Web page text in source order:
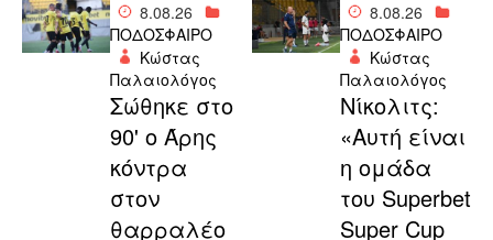
8.08.26
ΠΟΔΟΣΦΑΙΡΟ
Κώστας
Παλαιολόγος
Σώθηκε στο
90' ο Άρης
κόντρα
στον
θαρραλέο
8.08.26
ΠΟΔΟΣΦΑΙΡΟ
Κώστας
Παλαιολόγος
Νίκολιτς:
«Αυτή είναι
η ομάδα
του Superbet
Super Cup